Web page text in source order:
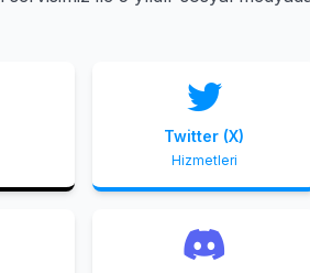
Twitter (X)
Hizmetleri